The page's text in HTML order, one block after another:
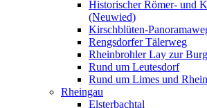
Historischer Römer- und
(Neuwied)
Kirschblüten-
Rengsdorfer Tälerweg
Rheinbrohler Lay zur
Rund um Leutesdorf
Rund um Limes und Rhein
Rheingau
Elsterbachtal